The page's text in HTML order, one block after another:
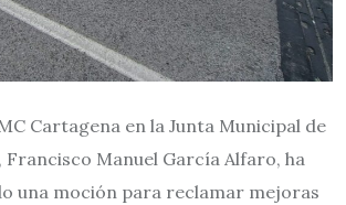
Cartagena en la Junta Municipal de
Francisco Manuel García Alfaro, ha
una moción para reclamar mejoras